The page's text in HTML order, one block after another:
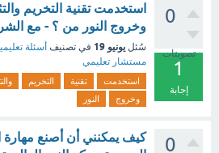
0
تصويتات
1
إجابة
استخدمت تقنية التخريم
وخروج النور من ؟ - مع
سُئل يونيو 19 في تصنيف أسئلة
مستشار تعليمي
استخدمت تقنية التخريم
وخروج
النور
0
كيف يمكنني أن أصنع مهارة